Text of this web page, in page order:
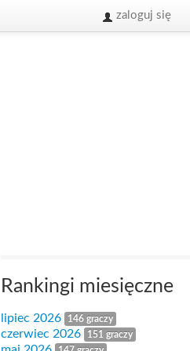
zaloguj się
Rankingi miesięczne
lipiec 2026 146 graczy
czerwiec 2026 151 graczy